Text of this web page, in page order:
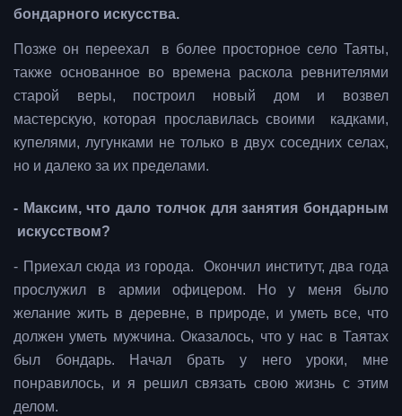
бондарного искусства.
Позже он переехал в более просторное село Таяты,
также основанное во времена раскола ревнителями
старой веры, построил новый дом и возвел
мастерскую, которая прославилась своими кадками,
купелями, лугунками не только в двух соседних селах,
но и далеко за их пределами.
- Максим, что дало толчок для занятия бондарным
искусством?
- Приехал сюда из города. Окончил институт, два года
прослужил в армии офицером. Но у меня было
желание жить в деревне, в природе, и уметь все, что
должен уметь мужчина. Оказалось, что у нас в Таятах
был бондарь. Начал брать у него уроки, мне
понравилось, и я решил связать свою жизнь с этим
делом.